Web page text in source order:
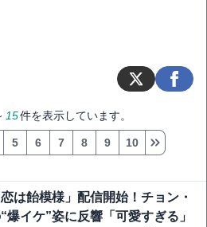
15件を表示しています。
5 6 7 8 9 10
は飴模様」配信開始！チョン・
爆イケ”姿に反響「可愛すぎる」